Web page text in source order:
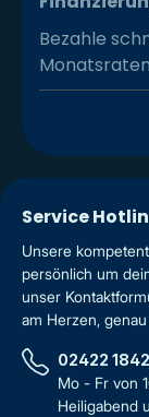
Bezahle
Service
Unsere
persönlich um
unser
am Herzen,
02422
Mo - Fr von
Heiligabend